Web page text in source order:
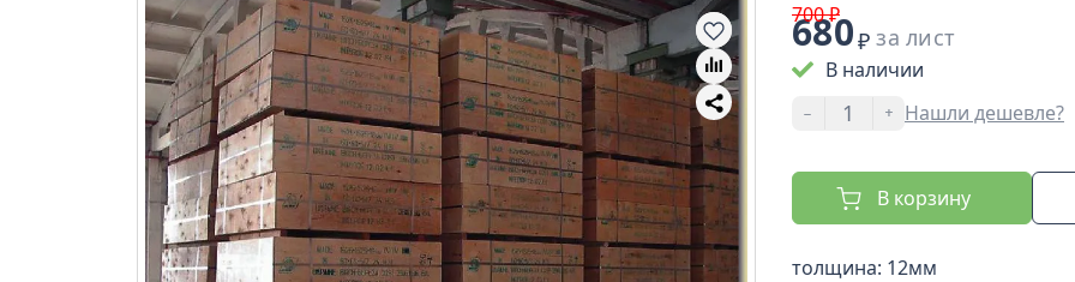
700 ₽
680₽ за лист
В наличии
-
+ Нашли дешевле?
В корзину
толщина: 12мм